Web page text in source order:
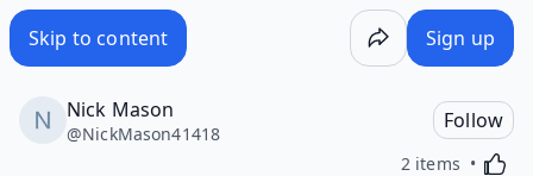
Skip to content Sign up
Nick Mason
@NickMason41418
Follow
2 items